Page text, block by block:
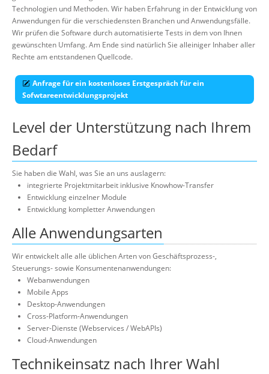
Über uns
Suche
Technologien und Methoden. Wir haben Erfahrung in der Entwicklung von
Anwendungen für die verschiedensten Branchen und Anwendungsfälle.
Wir prüfen die Software durch automatisierte Tests in dem von Ihnen
gewünschten Umfang. Am Ende sind natürlich Sie alleiniger Inhaber aller
Rechte am entstandenen Quellcode.
Anfrage für ein kostenloses Erstgespräch für ein
Sofwtareentwicklungsprojekt
Level der Unterstützung nach Ihrem
Bedarf
Sie haben die Wahl, was Sie an uns auslagern:
integrierte Projektmitarbeit inklusive Knowhow-Transfer
Entwicklung einzelner Module
Entwicklung kompletter Anwendungen
Alle Anwendungsarten
Wir entwickelt alle alle üblichen Arten von Geschäftsprozess-,
Steuerungs- sowie Konsumentenanwendungen:
Webanwendungen
Mobile Apps
Desktop-Anwendungen
Cross-Platform-Anwendungen
Server-Dienste (Webservices / WebAPIs)
Cloud-Anwendungen
Technikeinsatz nach Ihrer Wahl